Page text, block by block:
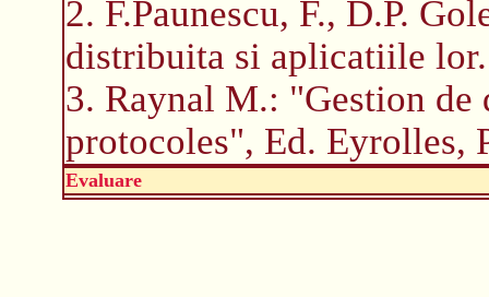
2. F.Paunescu, F., D.P.
distribuita si aplicatiile
3. Raynal M.: "Gestion de
protocoles", Ed. Eyrolles,
Evaluare